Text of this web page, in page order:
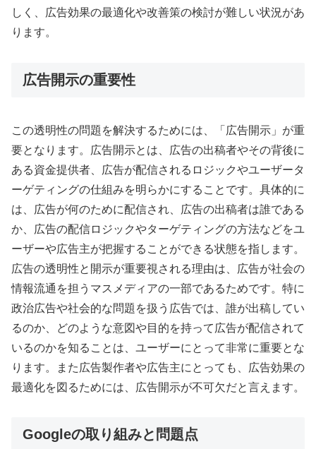
しく、広告効果の最適化や改善策の検討が難しい状況があ
ります。
広告開示の重要性
この透明性の問題を解決するためには、「広告開示」が重
要となります。広告開示とは、広告の出稿者やその背後に
ある資金提供者、広告が配信されるロジックやユーザータ
ーゲティングの仕組みを明らかにすることです。具体的に
は、広告が何のために配信され、広告の出稿者は誰である
か、広告の配信ロジックやターゲティングの方法などをユ
ーザーや広告主が把握することができる状態を指します。
広告の透明性と開示が重要視される理由は、広告が社会の
情報流通を担うマスメディアの一部であるためです。特に
政治広告や社会的な問題を扱う広告では、誰が出稿してい
るのか、どのような意図や目的を持って広告が配信されて
いるのかを知ることは、ユーザーにとって非常に重要とな
ります。また広告製作者や広告主にとっても、広告効果の
最適化を図るためには、広告開示が不可欠だと言えます。
Googleの取り組みと問題点